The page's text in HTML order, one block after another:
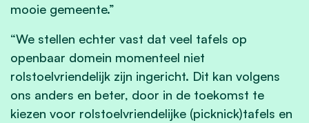
mooie gemeente.”
“We stellen echter vast dat veel tafels op
openbaar domein momenteel niet
rolstoelvriendelijk zijn ingericht. Dit kan volgens
ons anders en beter, door in de toekomst te
kiezen voor rolstoelvriendelijke (picknick)tafels en